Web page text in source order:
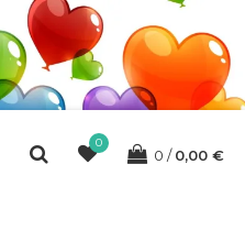
0
0 0,00 €